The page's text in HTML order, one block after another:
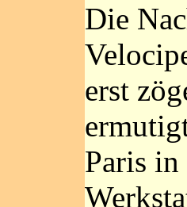
Die
erst
Paris